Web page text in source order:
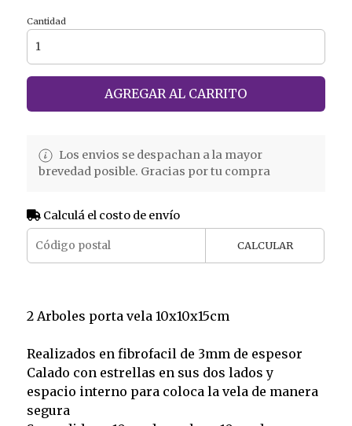
Cantidad
AGREGAR AL CARRITO
Los envios se despachan a la mayor
brevedad posible. Gracias por tu compra
Calculá el costo de envío
CALCULAR
2 Arboles porta vela 10x10x15cm
Realizados en fibrofacil de 3mm de espesor
Calado con estrellas en sus dos lados y
espacio interno para coloca la vela de manera
segura